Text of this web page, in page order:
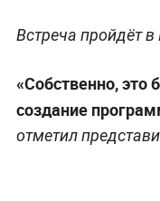
Встреча пройдёт
«Собственно, это
создание
отметил